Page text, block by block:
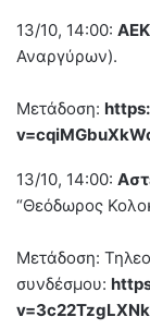
13/10, 14:00:
Αναργύρων).
Μετάδοση:
13/10, 14:00:
“Θεόδωρος
Μετάδοση:
συνδέσμου: